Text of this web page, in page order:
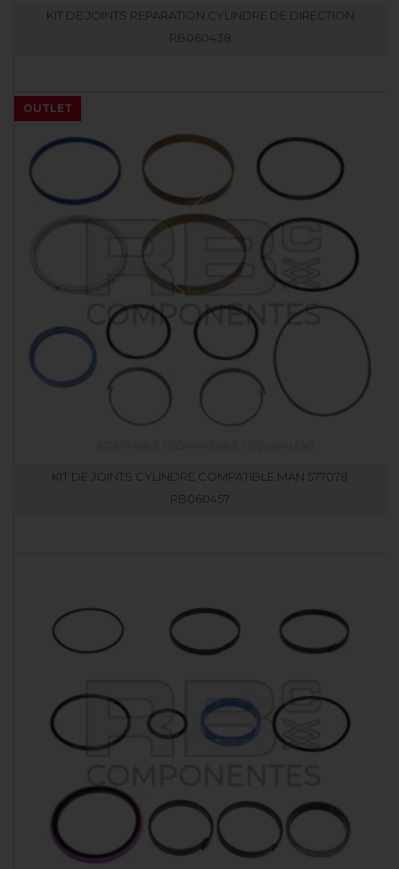
KIT DE JOINTS REPARATION CYLINDRE DE DIRECTION
RB060438
OUTLET
KIT DE JOINTS CYLINDRE COMPATIBLE MAN 577078
RB060457